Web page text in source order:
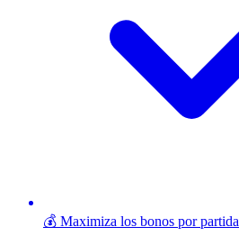
💰 Maximiza los bonos por partida